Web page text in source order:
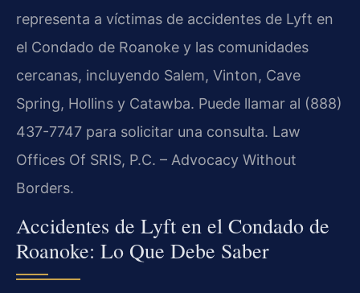
representa a víctimas de accidentes de Lyft en
el Condado de Roanoke y las comunidades
cercanas, incluyendo Salem, Vinton, Cave
Spring, Hollins y Catawba. Puede llamar al (888)
437-7747 para solicitar una consulta. Law
Offices Of SRIS, P.C. – Advocacy Without
Borders.
Accidentes de Lyft en el Condado de
Roanoke: Lo Que Debe Saber